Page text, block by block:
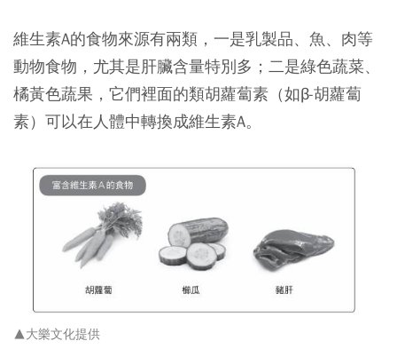
維生素A的食物來源有兩類，一是乳製品、魚、肉等
動物食物，尤其是肝臟含量特別多；二是綠色蔬菜、
橘黃色蔬果，它們裡面的類胡蘿蔔素（如β-胡蘿蔔
素）可以在人體中轉換成維生素A。
▲大樂文化提供